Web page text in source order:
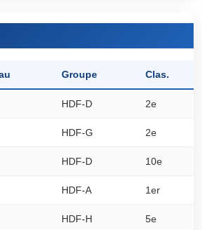
Groupe Clas.
HDF-D 2e
HDF-G 2e
HDF-D 10e
HDF-A 1er
HDF-H 5e